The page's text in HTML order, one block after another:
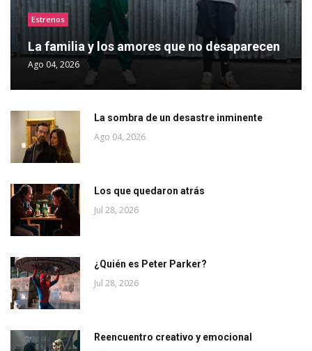
Estrenos
La familia y los amores que no desaparecen
Ago 04, 2026
La sombra de un desastre inminente
Ago 04, 2026
Los que quedaron atrás
Jul 28, 2026
¿Quién es Peter Parker?
Jul 28, 2026
Reencuentro creativo y emocional